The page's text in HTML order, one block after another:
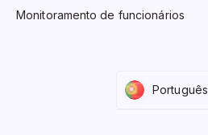
Monitoramento de funcionários
Português